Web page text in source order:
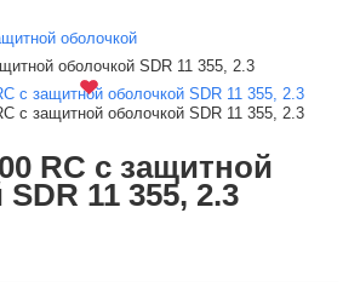
оболочкой
оболочкой SDR 11 355, 2.3
RC c защитной
11 355, 2.3